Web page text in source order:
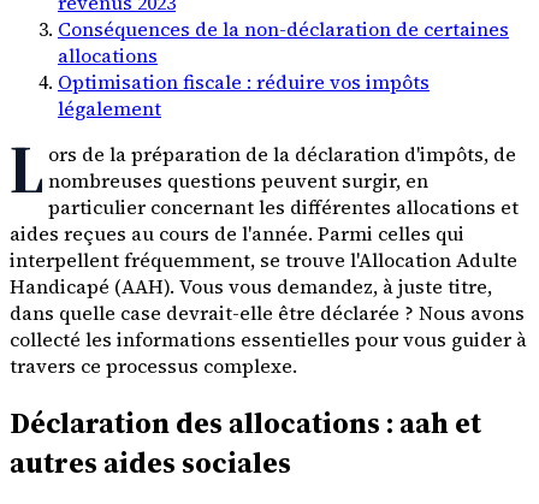
Conséquences de la non-déclaration de certaines
allocations
Optimisation fiscale : réduire vos impôts
légalement
L ors de la préparation de la déclaration d'impôts, de
nombreuses questions peuvent surgir, en
particulier concernant les différentes allocations et
aides reçues au cours de l'année. Parmi celles qui
interpellent fréquemment, se trouve l'Allocation Adulte
Handicapé (AAH). Vous vous demandez, à juste titre,
dans quelle case devrait-elle être déclarée ? Nous avons
collecté les informations essentielles pour vous guider à
travers ce processus complexe.
Déclaration des allocations : aah et
autres aides sociales